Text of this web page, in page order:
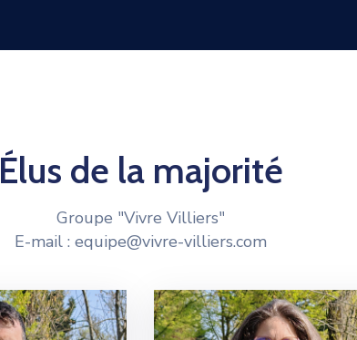
Élus de la majorité
Groupe "Vivre Villiers"
E-mail : equipe@vivre-villiers.com